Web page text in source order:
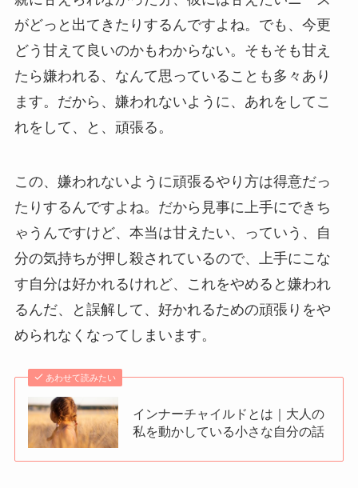
がどっと出てきたりするんですよね。でも、今更
どう甘えて良いのかもわからない。そもそも甘え
たら嫌われる、なんて思っていることも多々あり
ます。だから、嫌われないように、あれをしてこ
れをして、と、頑張る。
この、嫌われないように頑張るやり方は得意だっ
たりするんですよね。だから見事に上手にできち
ゃうんですけど、本当は甘えたい、っていう、自
分の気持ちが押し殺されているので、上手にこな
す自分は好かれるけれど、これをやめると嫌われ
るんだ、と誤解して、好かれるための頑張りをや
められなくなってしまいます。
あわせて読みたい
インナーチャイルドとは｜大人の
私を動かしている小さな自分の話